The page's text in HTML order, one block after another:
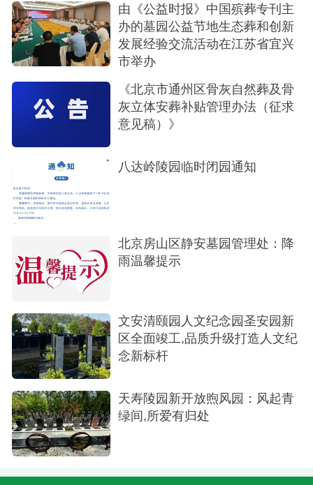
码，待祭扫时出示预约码、健康绿码检验入园。
注：市民也可通过“北京通”APP中的“清明祭扫
预约”栏目预约祭扫服务。
02 电话预约（电话附后）
通过殡葬服务机构公布的联系电话进行预约，
行方式、祭扫日期及时段，市民与同行人按预约时
间，凭手机号码、健康绿码入园祭扫。
由《公益时报》中国殡葬专刊主
办的墓园公益节地生态葬和创新
发展经验交流活动在江苏省宜兴
市举办
《北京市通州区骨灰自然葬及骨
灰立体安葬补贴管理办法（征求
意见稿）》
八达岭陵园临时闭园通知
北京房山区静安墓园管理处：降
雨温馨提示
文安清颐园人文纪念园圣安园新
区全面竣工,品质升级打造人文纪
念新标杆
天寿陵园新开放煦风园：风起青
绿间,所爱有归处